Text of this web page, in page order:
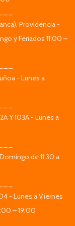
Providencia -
y Feriados 11:00 –
- Lunes a
Y 103A - Lunes a
de 11:30 a
- Lunes a Viernes
– 19:00